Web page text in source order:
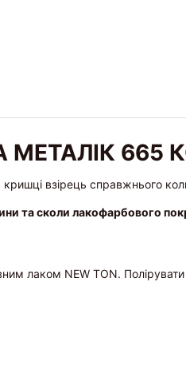
МЕТАЛІК 665
взірець справжнього
та сколи лакофарбового
лаком NEW TON.